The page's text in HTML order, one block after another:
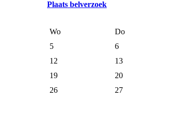
Plaats belverzoek
Wo Do
5 6
12 13
19 20
26 27